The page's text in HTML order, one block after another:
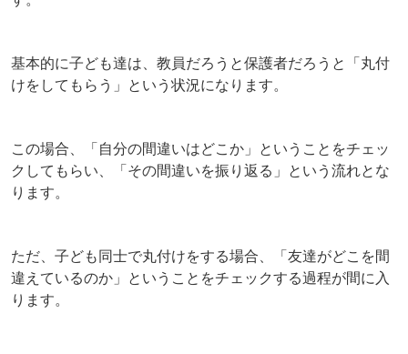
基本的に子ども達は、教員だろうと保護者だろうと「丸付
けをしてもらう」という状況になります。
この場合、「自分の間違いはどこか」ということをチェッ
クしてもらい、「その間違いを振り返る」という流れとな
ります。
ただ、子ども同士で丸付けをする場合、「友達がどこを間
違えているのか」ということをチェックする過程が間に入
ります。